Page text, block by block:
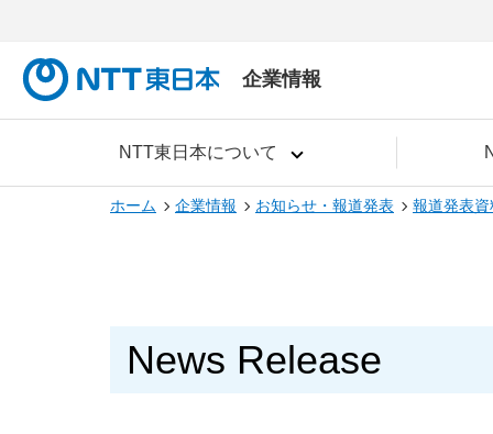
企業情報
NTT東日本について
ホーム 企業情報 お知らせ・報道発表 報道発表資
News Release